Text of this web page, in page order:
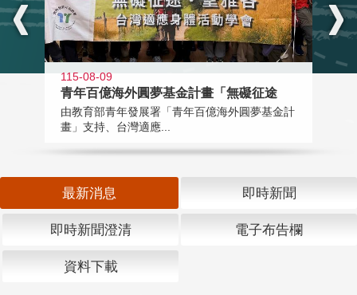
115-08-09
青年百億海外圓夢基金計畫「無礙征途
由教育部青年發展署「青年百億海外圓夢基金計
畫」支持、台灣適應...
最新消息 即時新聞
即時新聞澄清 電子布告欄
資料下載